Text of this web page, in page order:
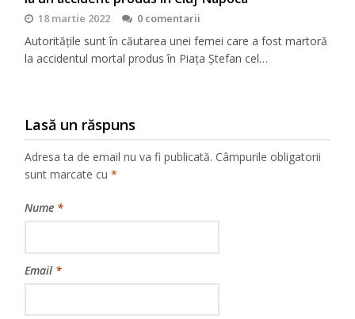
18 martie 2022 0 comentarii
Autoritățile sunt în căutarea unei femei care a fost martoră
la accidentul mortal produs în Piața Ștefan cel…
Lasă un răspuns
Adresa ta de email nu va fi publicată. Câmpurile obligatorii
sunt marcate cu*
Nume *
Email *